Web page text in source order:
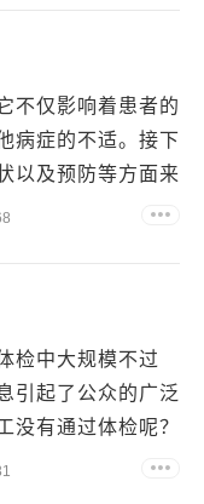
不仅影响着患者的
病症的不适。接下
以及预防等方面来
椎是人体最灵活的
检中大规模不过
引起了公众的广泛
没有通过体检呢？
康状况不佳首先，